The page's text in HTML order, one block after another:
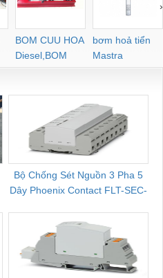
BOM CUU HOA
Diesel,BOM
CHUA CHAY
bơm hoả tiển
Mastra
›
Bộ Chống Sét Nguồn 3 Pha 5
Dây Phoenix Contact FLT-SEC-